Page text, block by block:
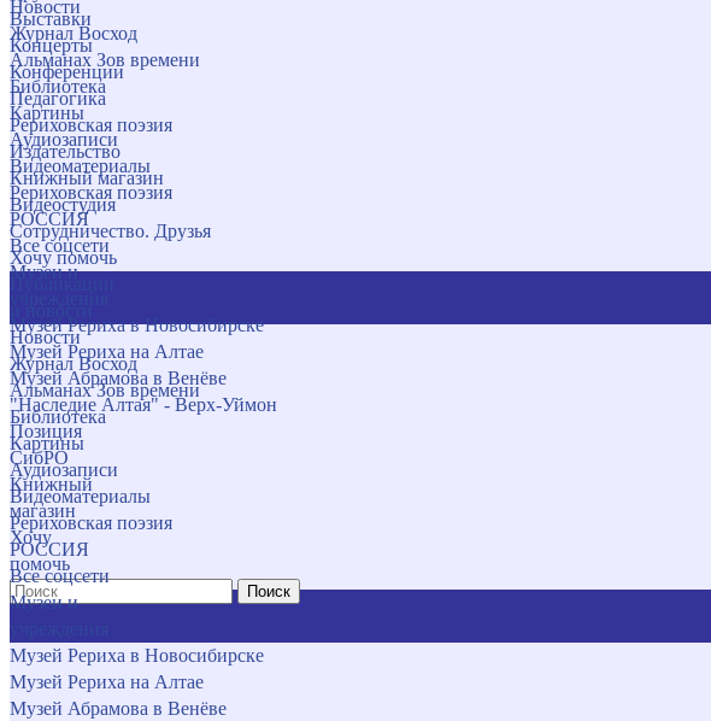
Новости
Журнал Восход
Альманах Зов времени
Библиотека
Картины
Аудиозаписи
Видеоматериалы
Рериховская поэзия
РОССИЯ
Все соцсети
Музеи и
Музей Рериха в Новосибирске
Музей Рериха на Алтае
Музей Абрамова в Венёве
"Наследие Алтая" - Верх-Уймон
Позиция
СибРО
Книжный
магазин
Хочу
помочь
Поиск
Выставки
Концерты
Конференции
Педагогика
Рериховская поэзия
Издательство
Книжный магазин
Видеостудия
Сотрудничество. Друзья
Хочу помочь
Новости
Журнал Восход
Альманах Зов времени
Библиотека
Картины
Аудиозаписи
Видеоматериалы
Рериховская поэзия
РОССИЯ
Все соцсети
Музеи и
Музей Рериха в Новосибирске
Музей Рериха на Алтае
Музей Абрамова в Венёве